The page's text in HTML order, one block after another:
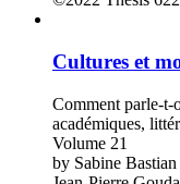
Cultures et
Comment parle-t-
académiques,
Volume 21
by Sabine